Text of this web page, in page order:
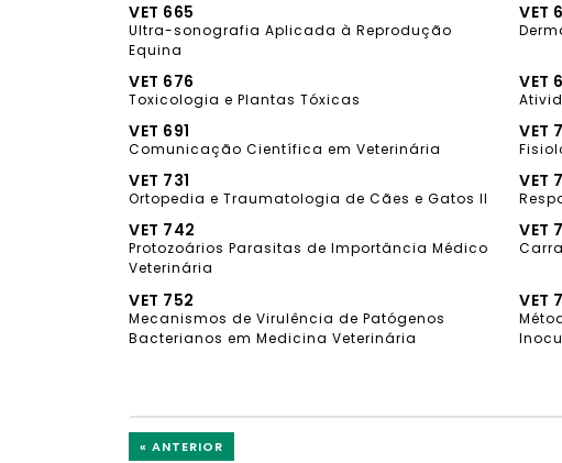
VET 665
Ultra-sonografia Aplicada à Reprodução
Equina
VET
VET 676
Toxicologia e Plantas Tóxicas
VET
VET 691
Comunicação Científica em Veterinária
VET
VET 731
Ortopedia e Traumatologia de Cães e Gatos II
VET
VET 742
Protozoários Parasitas de Importância Médico
Veterinária
VET
VET 752
Mecanismos de Virulência de Patógenos
Bacterianos em Medicina Veterinária
VET
« ANTERIOR